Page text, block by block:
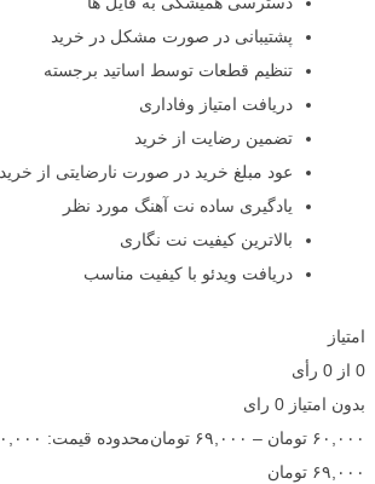
پشتیبانی در صورت مشکل در خرید
تنظیم قطعات توسط اساتید برجسته
دریافت امتیاز وفاداری
تضمین رضایت از خرید
عود مبلغ خرید در صورت نارضایتی از خرید
یادگیری ساده نت آهنگ مورد نظر
بالاترین کیفیت نت نگاری
دریافت ویدئو با کیفیت مناسب
امتیاز
0 از 0 رأی
بدون امتیاز 0 رای
۶۰,۰۰۰ تومان – ۶۹,۰۰۰ تومان
۶۹,۰۰۰ تومان